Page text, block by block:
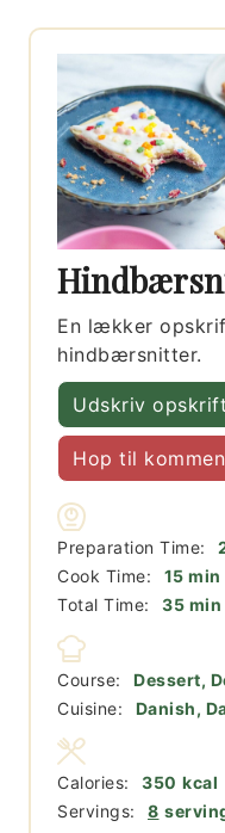
En lækker
hindbærsnitter.
Udskriv
Hop til
Preparation Time:
Cook Time:
15 min
Total Time:
35 min
Course:
Dessert,
Cuisine:
Danish,
Servings: 8
Calories: 350 kcal